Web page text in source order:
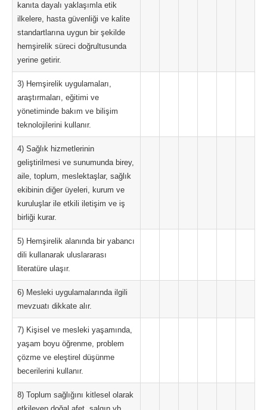
kanıta dayalı yaklaşımla etik
ilkelere, hasta güvenliği ve kalite
standartlarına uygun bir şekilde
hemşirelik süreci doğrultusunda
yerine getirir.
3) Hemşirelik uygulamaları,
araştırmaları, eğitimi ve
yönetiminde bakım ve bilişim
teknolojilerini kullanır.
4) Sağlık hizmetlerinin
geliştirilmesi ve sunumunda birey,
aile, toplum, meslektaşlar, sağlık
ekibinin diğer üyeleri, kurum ve
kuruluşlar ile etkili iletişim ve iş
birliği kurar.
5) Hemşirelik alanında bir yabancı
dili kullanarak uluslararası
literatüre ulaşır.
6) Mesleki uygulamalarında ilgili
mevzuatı dikkate alır.
7) Kişisel ve mesleki yaşamında,
yaşam boyu öğrenme, problem
çözme ve eleştirel düşünme
becerilerini kullanır.
8) Toplum sağlığını kitlesel olarak